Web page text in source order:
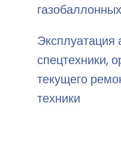
Эксплуатация
спецтехники,
текущего
техники